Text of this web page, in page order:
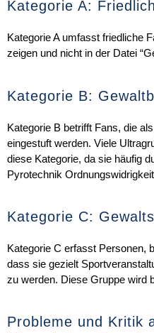
Kategorie A:
Kategorie A umfasst friedliche
zeigen und nicht in der Datei
Kategorie B:
Kategorie B betrifft Fans, die
eingestuft werden. Viele
diese Kategorie, da sie häufig
Pyrotechnik
Kategorie C:
Kategorie C erfasst Personen,
dass sie gezielt
zu werden. Diese Gruppe wird
Probleme und Kritik